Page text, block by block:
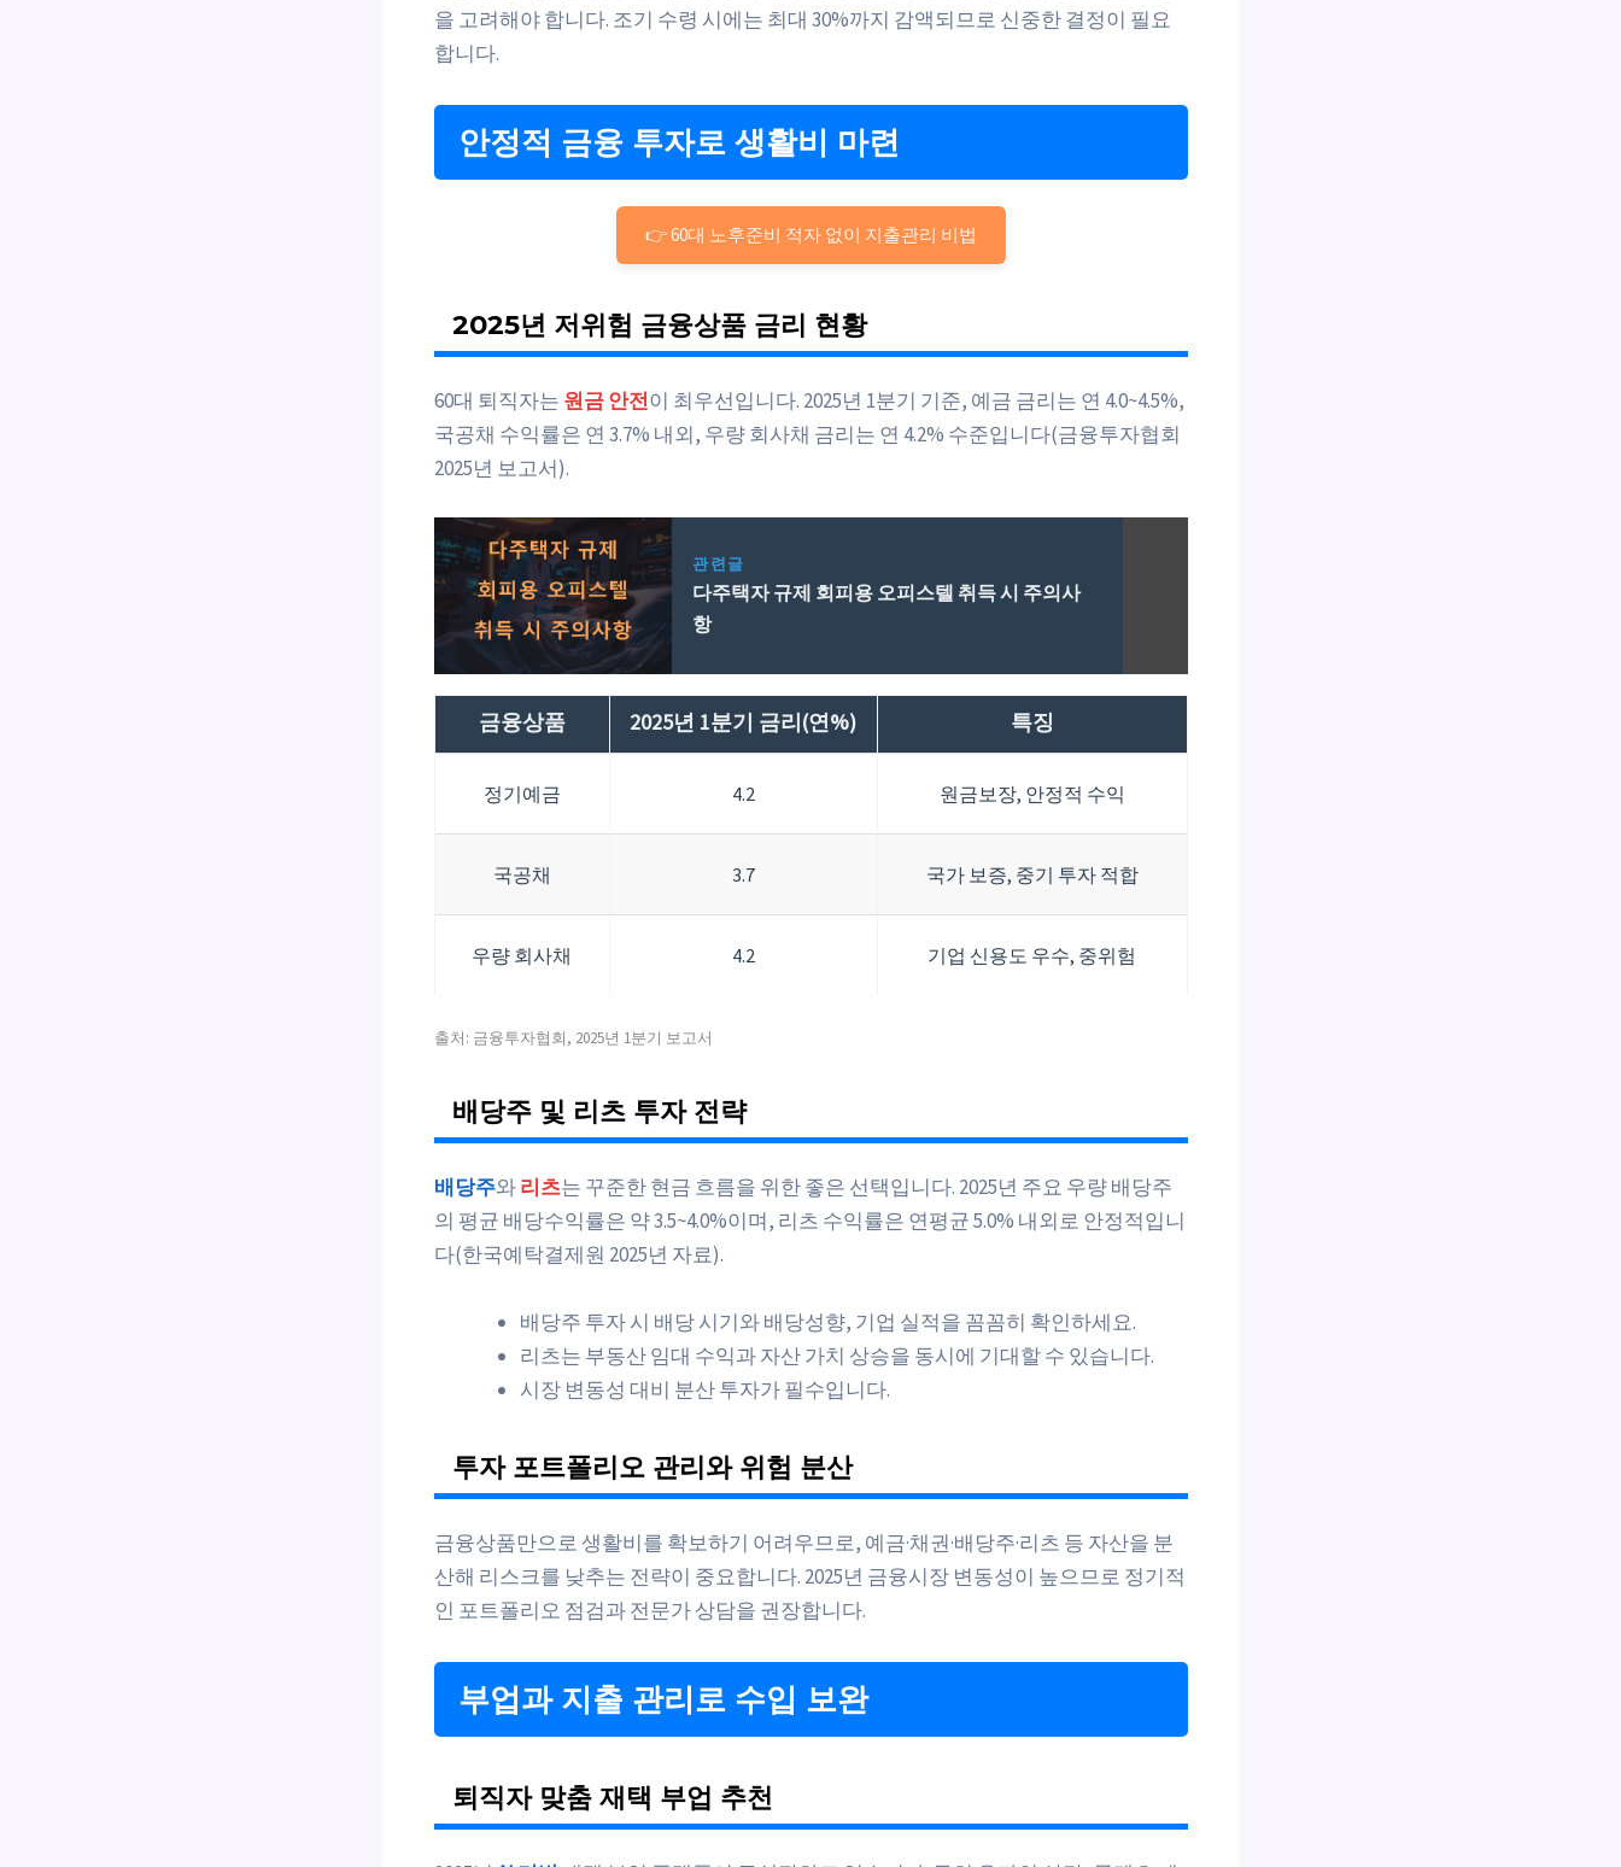
을 고려해야 합니다. 조기 수령 시에는 최대 30%까지 감액되므로 신중한 결정이 필요
합니다.
안정적 금융 투자로 생활비 마련
👉 60대 노후준비 적자 없이 지출관리 비법
2025년 저위험 금융상품 금리 현황
60대 퇴직자는 원금 안전이 최우선입니다. 2025년 1분기 기준, 예금 금리는 연 4.0~4.5%,
국공채 수익률은 연 3.7% 내외, 우량 회사채 금리는 연 4.2% 수준입니다(금융투자협회
2025년 보고서).
관련글
다주택자 규제 회피용 오피스텔 취득 시 주의사
항
금융상품 2025년 1분기 금리(연%) 특징
정기예금 4.2 원금보장, 안정적 수익
국공채 3.7 국가 보증, 중기 투자 적합
우량 회사채 4.2 기업 신용도 우수, 중위험
출처: 금융투자협회, 2025년 1분기 보고서
배당주 및 리츠 투자 전략
배당주와리츠는 꾸준한 현금 흐름을 위한 좋은 선택입니다. 2025년 주요 우량 배당주
의 평균 배당수익률은 약 3.5~4.0%이며, 리츠 수익률은 연평균 5.0% 내외로 안정적입니
다(한국예탁결제원 2025년 자료).
배당주 투자 시 배당 시기와 배당성향, 기업 실적을 꼼꼼히 확인하세요.
리츠는 부동산 임대 수익과 자산 가치 상승을 동시에 기대할 수 있습니다.
시장 변동성 대비 분산 투자가 필수입니다.
투자 포트폴리오 관리와 위험 분산
금융상품만으로 생활비를 확보하기 어려우므로, 예금·채권·배당주·리츠 등 자산을 분
산해 리스크를 낮추는 전략이 중요합니다. 2025년 금융시장 변동성이 높으므로 정기적
인 포트폴리오 점검과 전문가 상담을 권장합니다.
부업과 지출 관리로 수입 보완
퇴직자 맞춤 재택 부업 추천